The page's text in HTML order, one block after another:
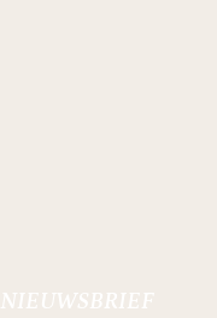
NIEUWSBRIEF